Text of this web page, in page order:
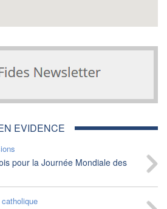
EVIDENCE
pour la Journée Mondiale des